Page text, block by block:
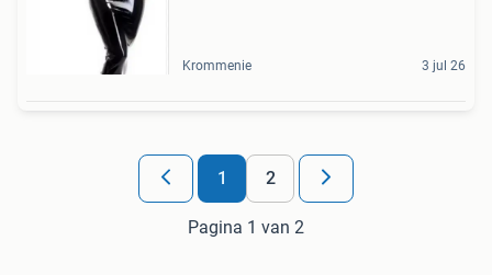
Krommenie 3 jul 26
1 2
Pagina 1 van 2